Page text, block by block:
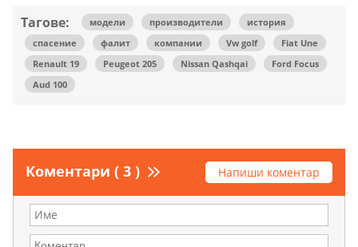
Тагове: модели производители
история
спасение
фалит компании Vw golf
Fiat Une
Renault 19
Peugeot 205 Nissan Qashqai
Ford Focus
Aud 100
Коментари ( 3 ) Напиши коментар